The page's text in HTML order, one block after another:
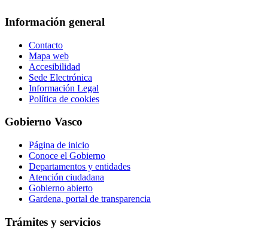
Información general
Contacto
Mapa web
Accesibilidad
Sede Electrónica
Información Legal
Política de cookies
Gobierno Vasco
Página de inicio
Conoce el Gobierno
Departamentos y entidades
Atención ciudadana
Gobierno abierto
Gardena, portal de transparencia
Trámites y servicios